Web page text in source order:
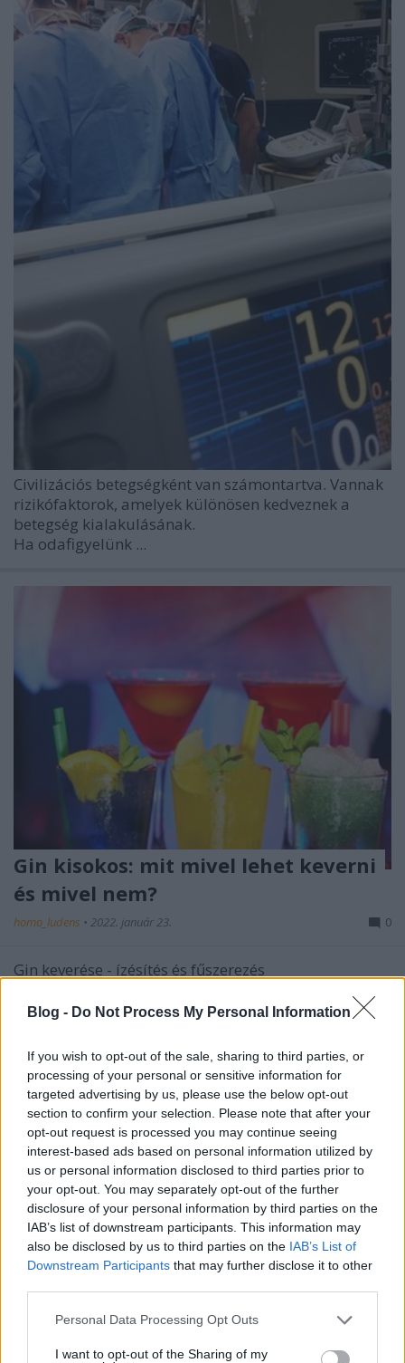
Blog - Do Not Process My Personal Information
If you wish to opt-out of the sale, sharing to third parties, or
processing of your personal or sensitive information for
targeted advertising by us, please use the below opt-out
section to confirm your selection. Please note that after your
opt-out request is processed you may continue seeing
interest-based ads based on personal information utilized by
us or personal information disclosed to third parties prior to
your opt-out. You may separately opt-out of the further
disclosure of your personal information by third parties on the
IAB’s list of downstream participants. This information may
also be disclosed by us to third parties on the IAB’s List of
Downstream Participants that may further disclose it to other
Please note that this website/app uses one or more Google
not limited to your visit or usage behaviour. You may click to
Personal Data Processing Opt Outs
I want to opt-out of the Sharing of my
Civilizációs betegségként van számontartva. Vannak
rizikófaktorok, amelyek különösen kedveznek a
betegség kialakulásának.
Ha odafigyelünk ...
Gin kisokos: mit mivel lehet keverni
és mivel nem?
homo_ludens • 2022. január 23. 0
Gin keverése - ízésítés és fűszerezés